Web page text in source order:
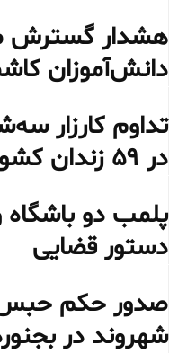
هشدار گسترش
دانش‌آموزان
تداوم کارزار
در ۵۹ زندان کشور
پلمب دو باشگاه
دستور قضایی
صدور حکم حبس
شهروند در